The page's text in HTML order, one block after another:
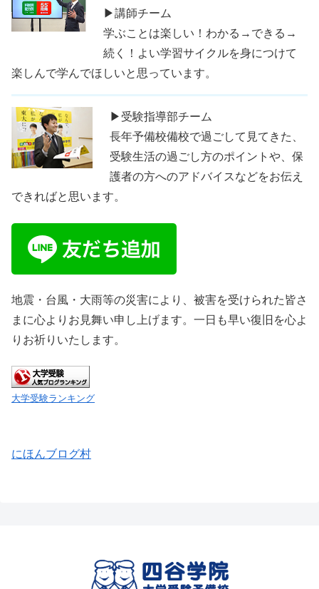
▶講師チーム
学ぶことは楽しい！わかる→できる→
続く！よい学習サイクルを身につけて
楽しんで学んでほしいと思っています。
▶受験指導部チーム
長年予備校備校で過ごして見てきた、
受験生活の過ごし方のポイントや、保
護者の方へのアドバイスなどをお伝え
できればと思います。
地震・台風・大雨等の災害により、被害を受けられた皆さ
まに心よりお見舞い申し上げます。一日も早い復旧を心よ
りお祈りいたします。
大学受験ランキング
にほんブログ村